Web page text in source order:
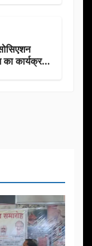
का कार्यक्रम